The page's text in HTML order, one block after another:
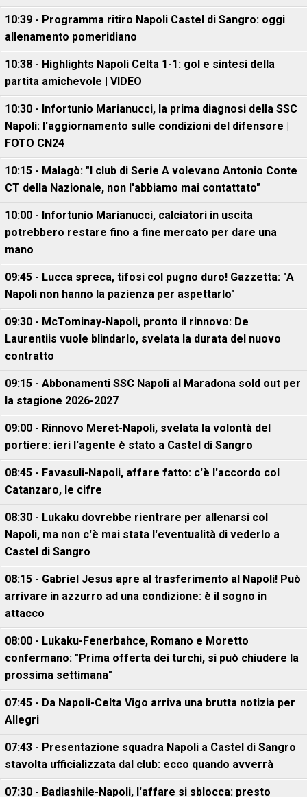
10:39 - Programma ritiro Napoli Castel di Sangro: oggi
allenamento pomeridiano
10:38 - Highlights Napoli Celta 1-1: gol e sintesi della
partita amichevole | VIDEO
10:30 - Infortunio Marianucci, la prima diagnosi della SSC
Napoli: l'aggiornamento sulle condizioni del difensore |
FOTO CN24
10:15 - Malagò: "I club di Serie A volevano Antonio Conte
CT della Nazionale, non l'abbiamo mai contattato"
10:00 - Infortunio Marianucci, calciatori in uscita
potrebbero restare fino a fine mercato per dare una
mano
09:45 - Lucca spreca, tifosi col pugno duro! Gazzetta: "A
Napoli non hanno la pazienza per aspettarlo"
09:30 - McTominay-Napoli, pronto il rinnovo: De
Laurentiis vuole blindarlo, svelata la durata del nuovo
contratto
09:15 - Abbonamenti SSC Napoli al Maradona sold out per
la stagione 2026-2027
09:00 - Rinnovo Meret-Napoli, svelata la volontà del
portiere: ieri l'agente è stato a Castel di Sangro
08:45 - Favasuli-Napoli, affare fatto: c'è l'accordo col
Catanzaro, le cifre
08:30 - Lukaku dovrebbe rientrare per allenarsi col
Napoli, ma non c'è mai stata l'eventualità di vederlo a
Castel di Sangro
08:15 - Gabriel Jesus apre al trasferimento al Napoli! Può
arrivare in azzurro ad una condizione: è il sogno in
attacco
08:00 - Lukaku-Fenerbahce, Romano e Moretto
confermano: "Prima offerta dei turchi, si può chiudere la
prossima settimana"
07:45 - Da Napoli-Celta Vigo arriva una brutta notizia per
Allegri
07:43 - Presentazione squadra Napoli a Castel di Sangro
stavolta ufficializzata dal club: ecco quando avverrà
07:30 - Badiashile-Napoli, l'affare si sblocca: presto